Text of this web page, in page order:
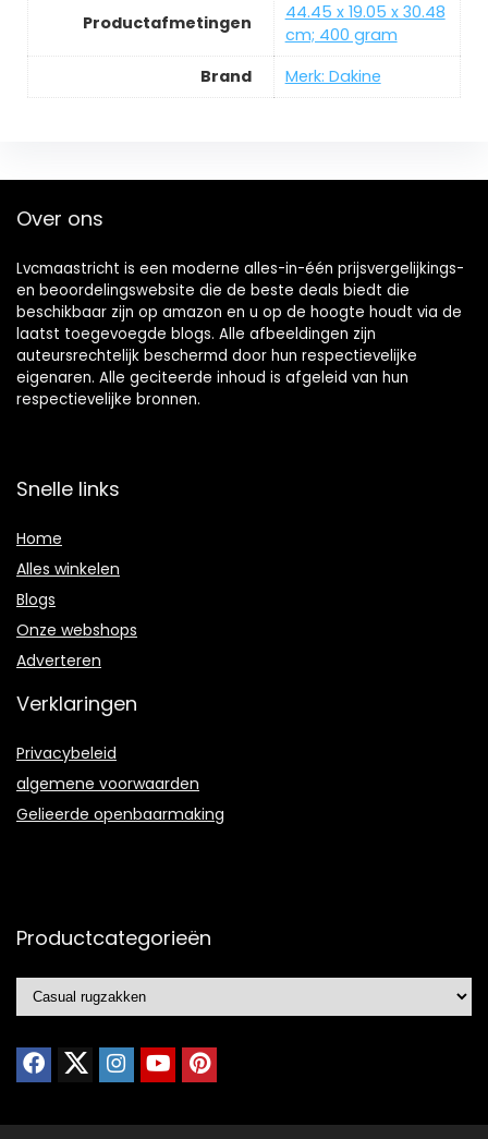
Productafmetingen
‎44.45 x 19.05 x 30.48
cm; 400 gram
Brand
Merk: Dakine
Over ons
Lvcmaastricht is een moderne alles-in-één prijsvergelijkings-
en beoordelingswebsite die de beste deals biedt die
beschikbaar zijn op amazon en u op de hoogte houdt via de
laatst toegevoegde blogs. Alle afbeeldingen zijn
auteursrechtelijk beschermd door hun respectievelijke
eigenaren. Alle geciteerde inhoud is afgeleid van hun
respectievelijke bronnen.
Snelle links
Home
Alles winkelen
Blogs
Onze webshops
Adverteren
Verklaringen
Privacybeleid
algemene voorwaarden
Gelieerde openbaarmaking
Productcategorieën